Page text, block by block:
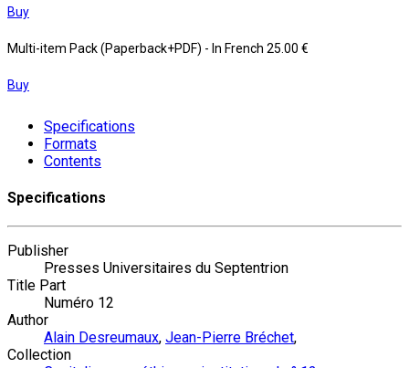
Buy
Multi-item Pack (Paperback+PDF) - In French 25.00 €
Buy
Specifications
Formats
Contents
Specifications
Publisher
Presses Universitaires du Septentrion
Title Part
Numéro 12
Author
Alain Desreumaux, Jean-Pierre Bréchet,
Collection